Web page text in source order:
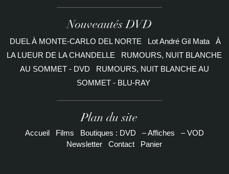
Nouveautés DVD
DUEL À MONTE-CARLO DEL NORTE Lot André Gil Mata
À
LA LUEUR DE LA CHANDELLE
RUMOURS, NUIT BLANCHE
AU SOMMET - DVD
RUMOURS, NUIT BLANCHE AU
SOMMET - BLU-RAY
Plan du site
Accueil Films Boutiques : DVD – Affiches
– VOD
Newsletter
Contact Panier